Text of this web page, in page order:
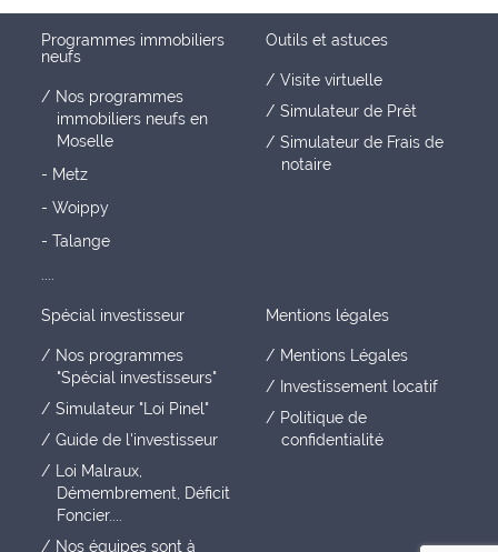
Programmes immobiliers
neufs
Nos programmes
immobiliers neufs en
Moselle
- Metz
- Woippy
- Talange
....
Outils et astuces
Visite virtuelle
Simulateur de Prêt
Simulateur de Frais de
notaire
Spécial investisseur
Nos programmes
"Spécial investisseurs"
Simulateur "Loi Pinel"
Guide de l'investisseur
Loi Malraux,
Démembrement, Déficit
Foncier....
Nos équipes sont à
Mentions légales
Mentions Légales
Investissement locatif
Politique de
confidentialité